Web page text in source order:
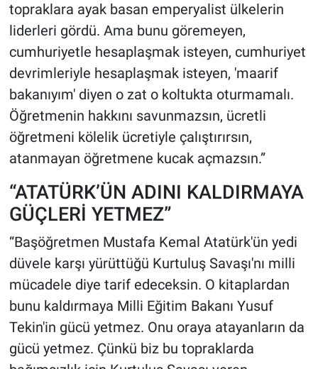
topraklara ayak basan emperyalist ülkelerin
liderleri gördü. Ama bunu göremeyen,
cumhuriyetle hesaplaşmak isteyen, cumhuriyet
devrimleriyle hesaplaşmak isteyen, 'maarif
bakanıyım' diyen o zat o koltukta oturmamalı.
Öğretmenin hakkını savunmazsın, ücretli
öğretmeni kölelik ücretiyle çalıştırırsın,
atanmayan öğretmene kucak açmazsın.”
“ATATÜRK’ÜN ADINI KALDIRMAYA
GÜÇLERİ YETMEZ”
“Başöğretmen Mustafa Kemal Atatürk'ün yedi
düvele karşı yürüttüğü Kurtuluş Savaşı'nı milli
mücadele diye tarif edeceksin. O kitaplardan
bunu kaldırmaya Milli Eğitim Bakanı Yusuf
Tekin'in gücü yetmez. Onu oraya atayanların da
gücü yetmez. Çünkü biz bu topraklarda